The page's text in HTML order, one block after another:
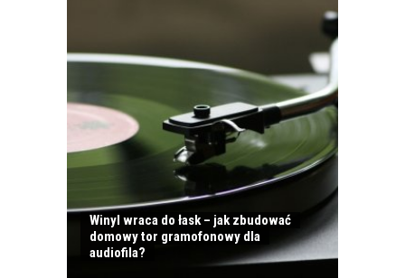
Winyl wraca do łask – jak zbudować
domowy tor gramofonowy dla
audiofila?